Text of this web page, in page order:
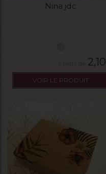
Nina jdc
2,10
VOIR LE PRODUIT